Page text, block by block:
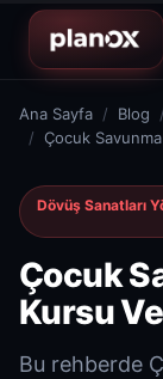
Ana Sayfa Blog
Çocuk
Dövüş Sanatları
Çocuk
Kursu
Bu rehberde